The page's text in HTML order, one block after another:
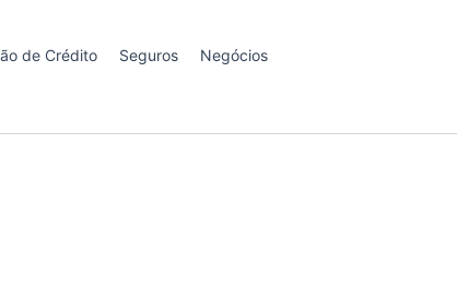
de Crédito Seguros Negócios